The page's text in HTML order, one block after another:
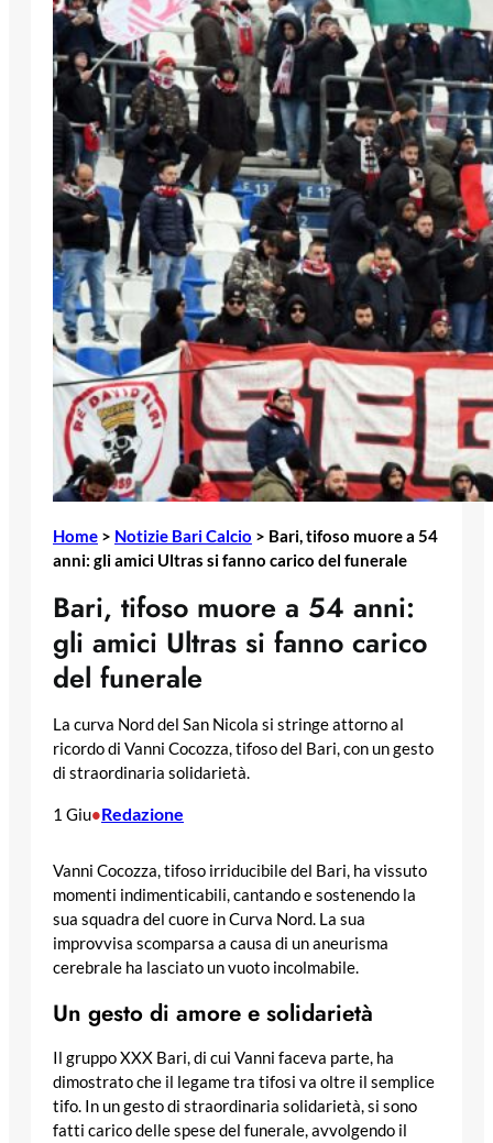
Home > Notizie Bari Calcio > Bari, tifoso muore a 54
anni: gli amici Ultras si fanno carico del funerale
Bari, tifoso muore a 54 anni:
gli amici Ultras si fanno carico
del funerale
La curva Nord del San Nicola si stringe attorno al
ricordo di Vanni Cocozza, tifoso del Bari, con un gesto
di straordinaria solidarietà.
1 Giu•Redazione
Vanni Cocozza, tifoso irriducibile del Bari, ha vissuto
momenti indimenticabili, cantando e sostenendo la
sua squadra del cuore in Curva Nord. La sua
improvvisa scomparsa a causa di un aneurisma
cerebrale ha lasciato un vuoto incolmabile.
Un gesto di amore e solidarietà
Il gruppo XXX Bari, di cui Vanni faceva parte, ha
dimostrato che il legame tra tifosi va oltre il semplice
tifo. In un gesto di straordinaria solidarietà, si sono
fatti carico delle spese del funerale, avvolgendo il